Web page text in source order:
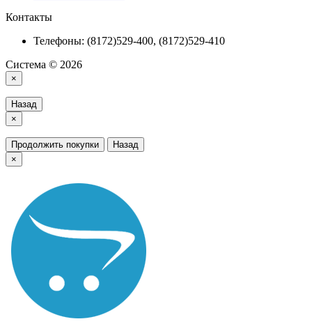
Контакты
Телефоны: (8172)529-400, (8172)529-410
Система © 2026
×
Назад
×
Продолжить покупки
Назад
×